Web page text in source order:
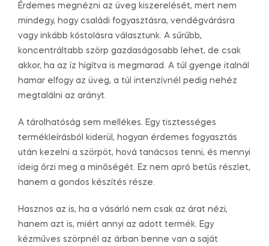
Érdemes megnézni az üveg kiszerelését, mert nem
mindegy, hogy családi fogyasztásra, vendégvárásra
vagy inkább kóstolásra választunk. A sűrűbb,
koncentráltabb szörp gazdaságosabb lehet, de csak
akkor, ha az íz hígítva is megmarad. A túl gyenge italnál
hamar elfogy az üveg, a túl intenzívnél pedig nehéz
megtalálni az arányt.
A tárolhatóság sem mellékes. Egy tisztességes
termékleírásból kiderül, hogyan érdemes fogyasztás
után kezelni a szörpöt, hová tanácsos tenni, és mennyi
ideig őrzi meg a minőségét. Ez nem apró betűs részlet,
hanem a gondos készítés része.
Hasznos az is, ha a vásárló nem csak az árat nézi,
hanem azt is, miért annyi az adott termék. Egy
kézműves szörpnél az árban benne van a saját